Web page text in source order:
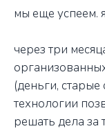
мы еще успеем.
через три
(деньги,
технологии
решать дела за